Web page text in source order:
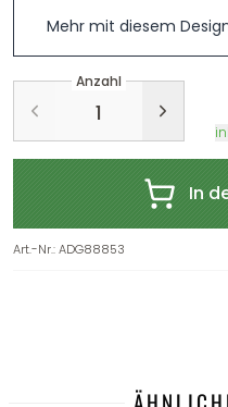
Mehr mit diesem
Anzahl
In
Art.-Nr.:ADG88853